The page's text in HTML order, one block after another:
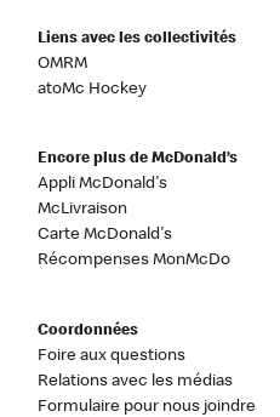
Liens avec les collectivités
OMRM
atoMc Hockey
Encore plus de McDonald’s
Appli McDonald's
McLivraison
Carte McDonald's
Récompenses MonMcDo
Coordonnées
Foire aux questions
Relations avec les médias
Formulaire pour nous joindre